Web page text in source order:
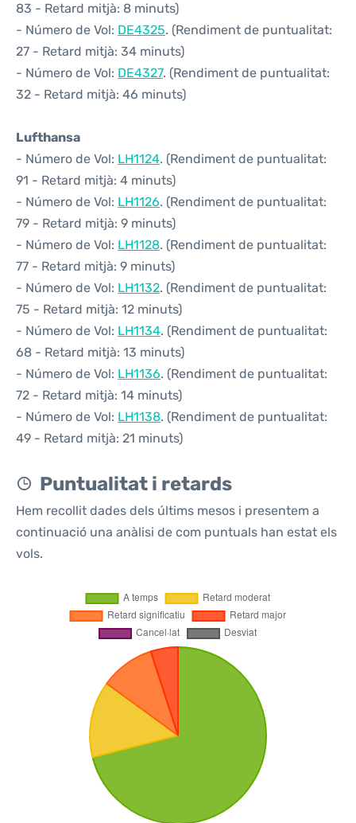
83 - Retard mitjà: 8 minuts)
- Número de Vol: DE4325. (Rendiment de puntualitat:
27 - Retard mitjà: 34 minuts)
- Número de Vol: DE4327. (Rendiment de puntualitat:
32 - Retard mitjà: 46 minuts)
Lufthansa
- Número de Vol: LH1124. (Rendiment de puntualitat:
91 - Retard mitjà: 4 minuts)
- Número de Vol: LH1126. (Rendiment de puntualitat:
79 - Retard mitjà: 9 minuts)
- Número de Vol: LH1128. (Rendiment de puntualitat:
77 - Retard mitjà: 9 minuts)
- Número de Vol: LH1132. (Rendiment de puntualitat:
75 - Retard mitjà: 12 minuts)
- Número de Vol: LH1134. (Rendiment de puntualitat:
68 - Retard mitjà: 13 minuts)
- Número de Vol: LH1136. (Rendiment de puntualitat:
72 - Retard mitjà: 14 minuts)
- Número de Vol: LH1138. (Rendiment de puntualitat:
49 - Retard mitjà: 21 minuts)
Puntualitat i retards
Hem recollit dades dels últims mesos i presentem a
continuació una anàlisi de com puntuals han estat els
vols.